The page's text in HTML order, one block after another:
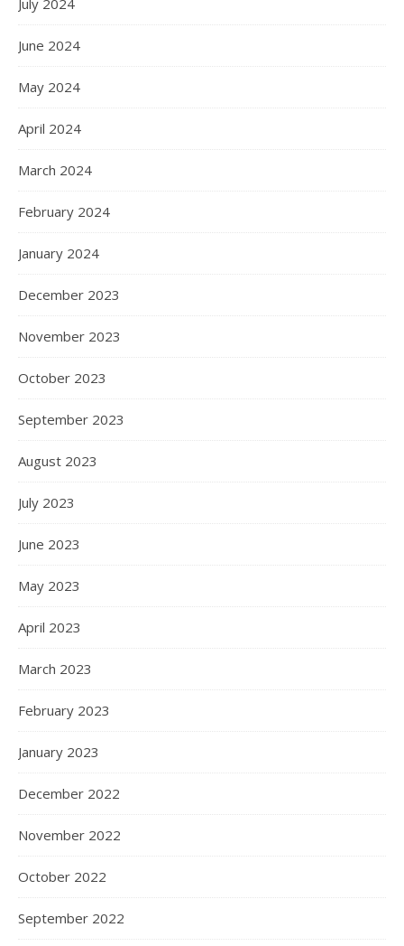
June 2024
May 2024
April 2024
March 2024
February 2024
January 2024
December 2023
November 2023
October 2023
September 2023
August 2023
July 2023
June 2023
May 2023
April 2023
March 2023
February 2023
January 2023
December 2022
November 2022
October 2022
September 2022